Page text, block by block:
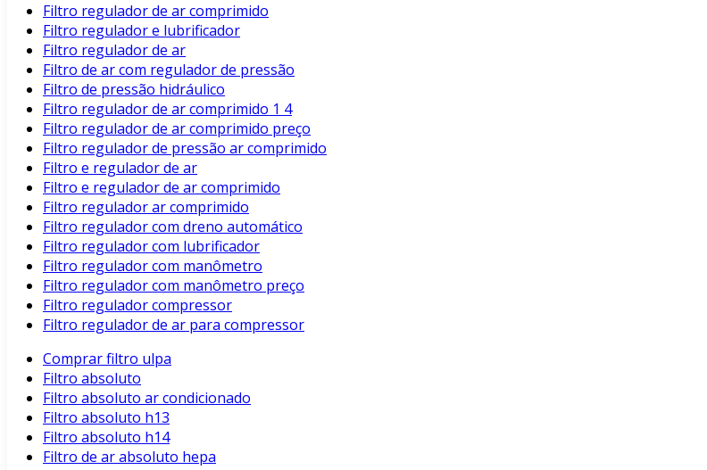
Filtro regulador de ar comprimido
Filtro regulador e lubrificador
Filtro regulador de ar
Filtro de ar com regulador de pressão
Filtro de pressão hidráulico
Filtro regulador de ar comprimido 1 4
Filtro regulador de ar comprimido preço
Filtro regulador de pressão ar comprimido
Filtro e regulador de ar
Filtro e regulador de ar comprimido
Filtro regulador ar comprimido
Filtro regulador com dreno automático
Filtro regulador com lubrificador
Filtro regulador com manômetro
Filtro regulador com manômetro preço
Filtro regulador compressor
Filtro regulador de ar para compressor
Comprar filtro ulpa
Filtro absoluto
Filtro absoluto ar condicionado
Filtro absoluto h13
Filtro absoluto h14
Filtro de ar absoluto hepa